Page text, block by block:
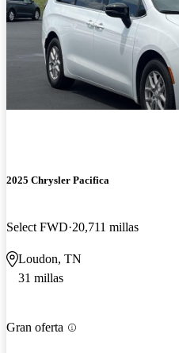
2025 Chrysler Pacifica
Select FWD 20,711 millas
Loudon, TN
31 millas
Gran oferta